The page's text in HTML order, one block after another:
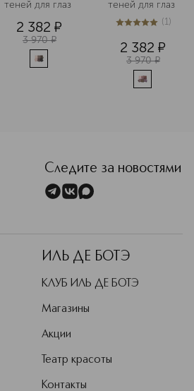
Легендарные кисти
создаются вручную, проходят
этапов производства и
при участии
Кроме того, бренд
проект Pro Collective:
разных типов и тонов кожи.
2 382 ¤
3 970 ¤
5из 51 (1)
2 382 ¤
3 970 ¤
Следите за новостями
ИЛЬ ДЕ БОТЭ
КЛУБ ИЛЬ ДЕ БОТЭ
Магазины
Акции
Театр красоты
Контакты